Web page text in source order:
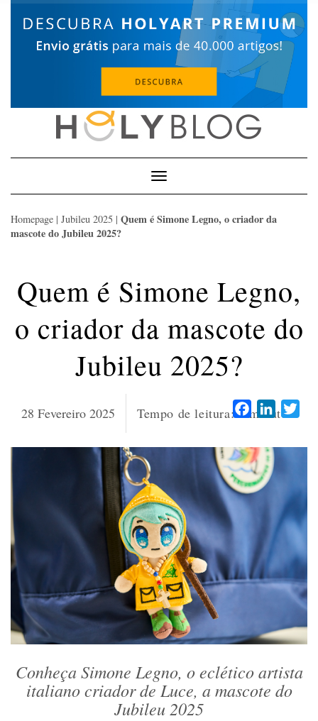
Toggle
Navigation
Homepage | Jubileu 2025 | Quem é Simone Legno, o criador da
mascote do Jubileu 2025?
Quem é Simone Legno,
o criador da mascote do
Jubileu 2025?
28 Fevereiro 2025 Tempo de leitura: 4 minutos
Facebook
Conheça Simone Legno, o eclético artista
italiano criador de Luce, a mascote do
Jubileu 2025